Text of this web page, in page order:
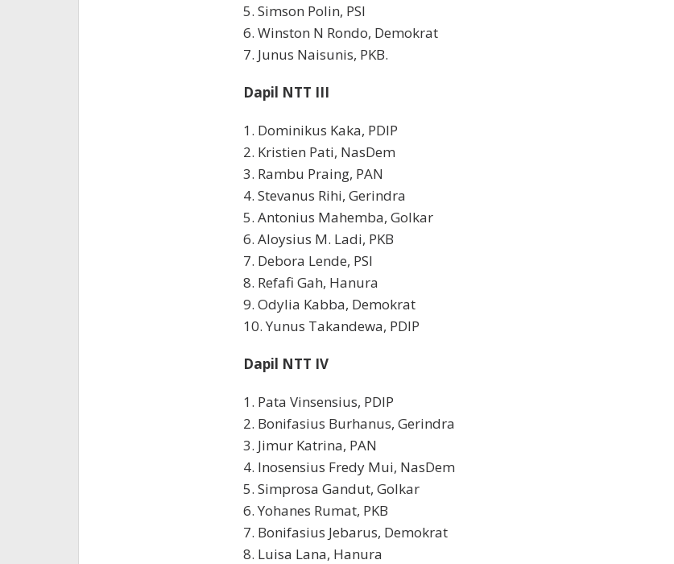
5. Simson Polin, PSI
6. Winston N Rondo, Demokrat
7. Junus Naisunis, PKB.
Dapil NTT III
1. Dominikus Kaka, PDIP
2. Kristien Pati, NasDem
3. Rambu Praing, PAN
4. Stevanus Rihi, Gerindra
5. Antonius Mahemba, Golkar
6. Aloysius M. Ladi, PKB
7. Debora Lende, PSI
8. Refafi Gah, Hanura
9. Odylia Kabba, Demokrat
10. Yunus Takandewa, PDIP
Dapil NTT IV
1. Pata Vinsensius, PDIP
2. Bonifasius Burhanus, Gerindra
3. Jimur Katrina, PAN
4. Inosensius Fredy Mui, NasDem
5. Simprosa Gandut, Golkar
6. Yohanes Rumat, PKB
7. Bonifasius Jebarus, Demokrat
8. Luisa Lana, Hanura